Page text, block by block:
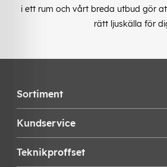
i ett rum och vårt breda utbud gör
rätt ljuskälla för
Sortiment
Kundservice
Teknikproffset